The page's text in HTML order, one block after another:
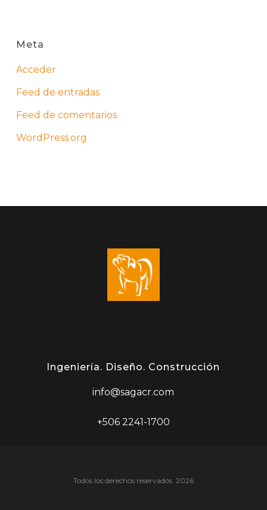
Meta
Acceder
Feed de entradas
Feed de comentarios
WordPress.org
Ingeniería. Diseño. Construcción
info@sagacr.com
+506 2241-1700
Todos los derechos reservados. 2026